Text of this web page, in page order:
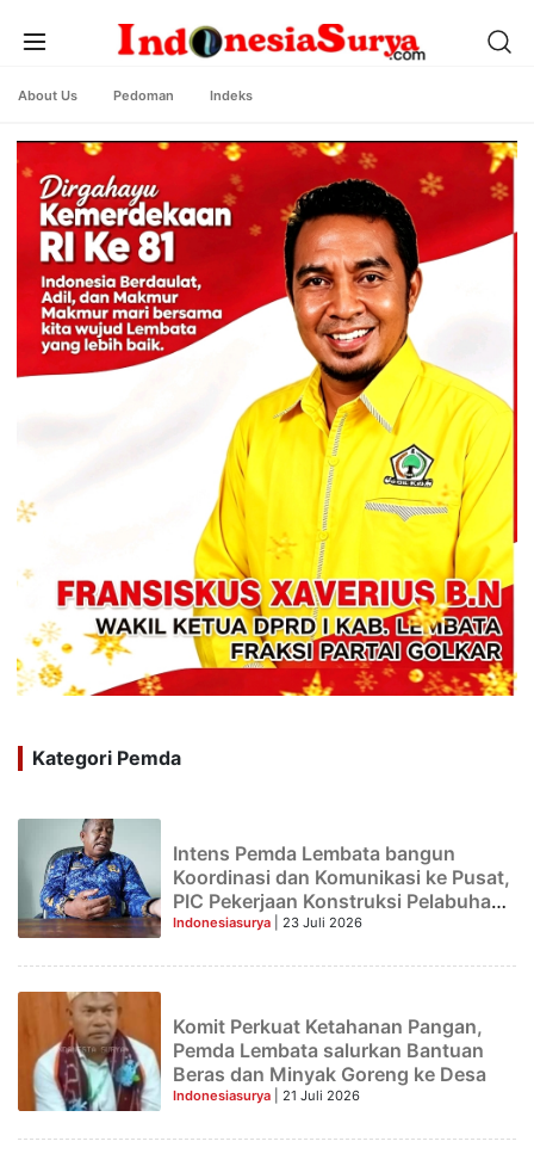
About Us Pedoman Indeks
Kategori Pemda
Intens Pemda Lembata bangun
Koordinasi dan Komunikasi ke Pusat,
PIC Pekerjaan Konstruksi Pelabuhan
Waijarang Tiba di Lewoleba
Indonesiasurya | 23 Juli 2026
Komit Perkuat Ketahanan Pangan,
Pemda Lembata salurkan Bantuan
Beras dan Minyak Goreng ke Desa
Indonesiasurya | 21 Juli 2026